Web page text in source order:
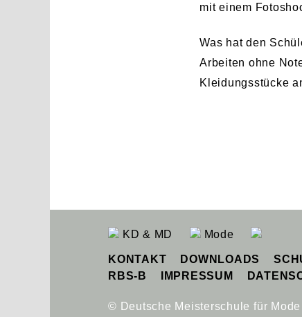
mit einem
Was hat den
Arbeiten ohne
Kleidungsstücke
KD & MD Mode
KONTAKT DOWNLOADS
RBS-B
IMPRESSUM
© Deutsche Meisterschule für